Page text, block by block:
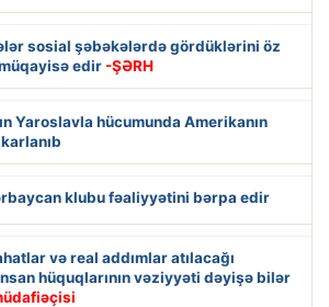
sosial şəbəkələrdə gördüklərini öz
edir -ŞƏRH
Yaroslavla hücumunda Amerikanın
klubu fəaliyyətini bərpa edir
və real addımlar atılacağı
hüquqlarının vəziyyəti dəyişə bilər